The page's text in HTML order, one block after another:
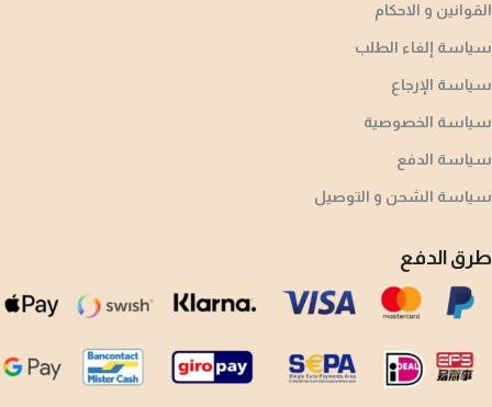
القوانين و الاحكام
سياسة إلغاء الطلب
سياسة الإرجاع
سياسة الخصوصية
سياسة الدفع
سياسة الشحن و التوصيل
طرق الدفع